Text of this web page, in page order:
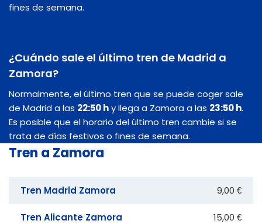
fines de semana.
¿Cuándo sale el último tren de Madrid a
Zamora?
Normalmente, el último tren que se puede coger sale
de Madrid a las 22:50 hy llega a Zamora a las 23:50 h.
Es posible que el horario del último tren cambie si se
trata de días festivos o fines de semana.
Tren a Zamora
Tren Madrid Zamora 9,00 €
Tren Alicante Zamora 15,00 €